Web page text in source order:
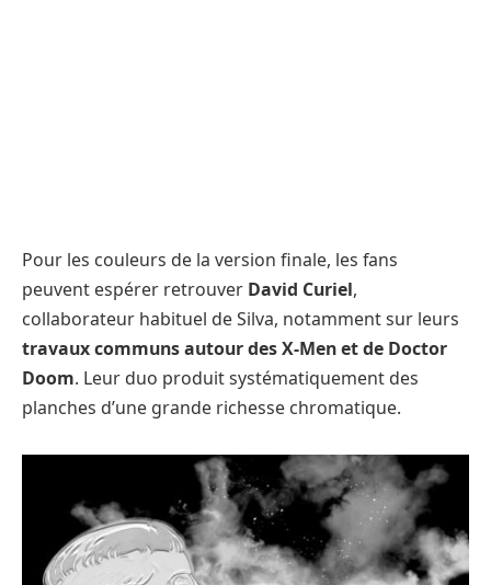
Pour les couleurs de la version finale, les fans
peuvent espérer retrouver David Curiel,
collaborateur habituel de Silva, notamment sur leurs
travaux communs autour des X-Men et de Doctor
Doom. Leur duo produit systématiquement des
planches d’une grande richesse chromatique.